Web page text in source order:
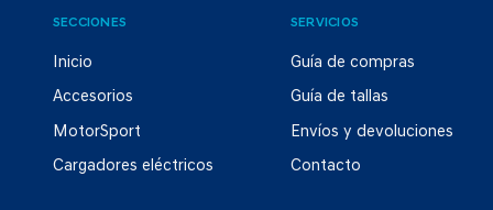
SECCIONES
Inicio
Accesorios
MotorSport
Cargadores eléctricos
SERVICIOS
Guía de compras
Guía de tallas
Envíos y devoluciones
Contacto